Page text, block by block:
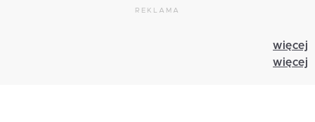
REKLAMA
więcej
więcej